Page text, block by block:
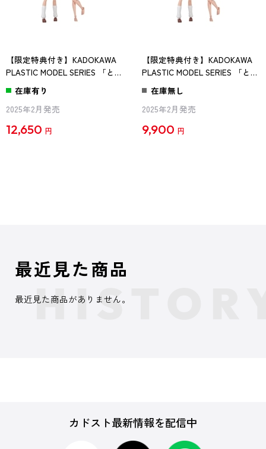
【限定特典付き】KADOKAWA
PLASTIC MODEL SERIES 「とあ
る科学の超電磁砲T」 御坂美琴
DX ver. 薄刃ニッパー ゲコ太カ
ラーver.付き
在庫有り
2025年2月発売
12,650 円
【限定特典付き】KADOKAWA
PLASTIC MODEL SERIES 「とあ
る科学の超電磁砲T」 御坂美琴
DX ver.
在庫無し
2025年2月発売
9,900 円
最近見た商品
最近見た商品がありません。
カドスト最新情報を配信中